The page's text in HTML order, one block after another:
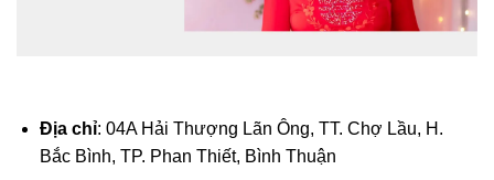
Địa chỉ: 04A Hải Thượng Lãn Ông, TT. Chợ Lầu, H.
Bắc Bình, TP. Phan Thiết, Bình Thuận